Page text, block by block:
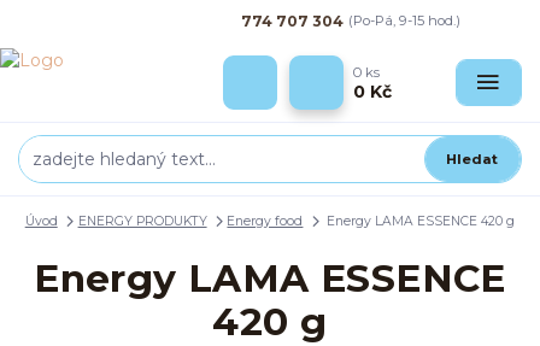
Hledat
774 707 304 (Po-Pá, 9-15 hod.)
0 ks
0 Kč
Úvod ENERGY PRODUKTY Energy food Energy LAMA ESSENCE 420 g
Energy LAMA ESSENCE
420 g